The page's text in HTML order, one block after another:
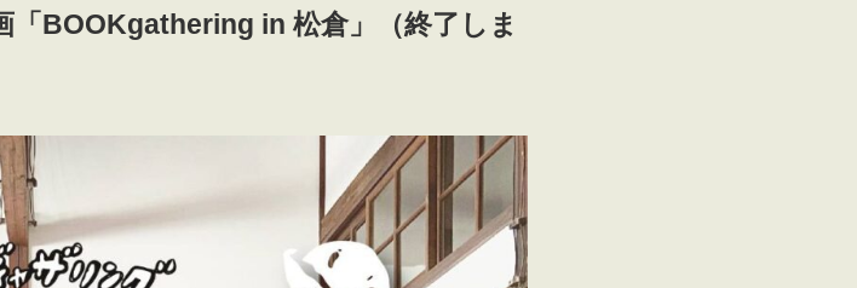
BOOKgathering in 松倉」（終了しま